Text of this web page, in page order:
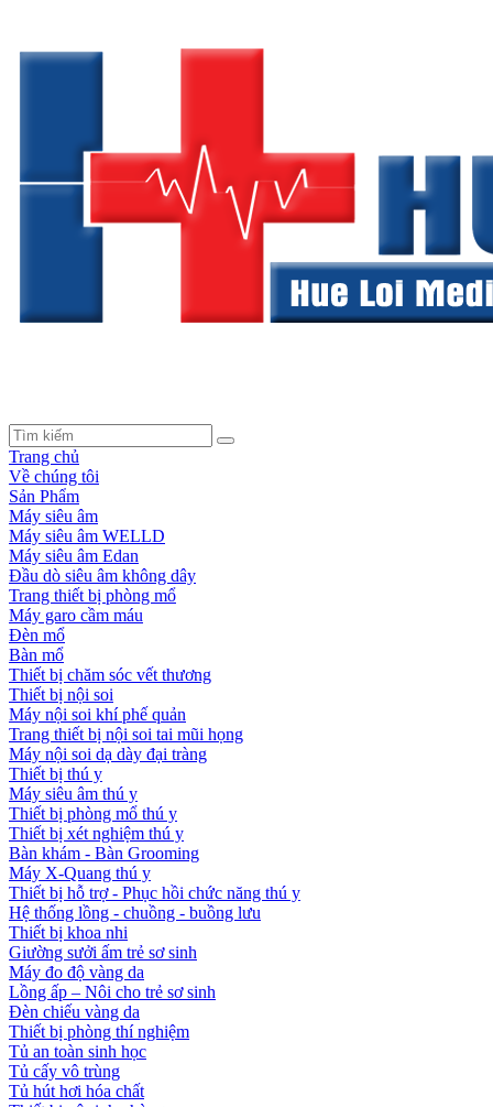
Trang chủ
Về chúng tôi
Sản Phẩm
Máy siêu âm
Máy siêu âm WELLD
Máy siêu âm Edan
Đầu dò siêu âm không dây
Trang thiết bị phòng mổ
Máy garo cầm máu
Đèn mổ
Bàn mổ
Thiết bị chăm sóc vết thương
Thiết bị nội soi
Máy nội soi khí phế quản
Trang thiết bị nội soi tai mũi họng
Máy nội soi dạ dày đại tràng
Thiết bị thú y
Máy siêu âm thú y
Thiết bị phòng mổ thú y
Thiết bị xét nghiệm thú y
Bàn khám - Bàn Grooming
Máy X-Quang thú y
Thiết bị hỗ trợ - Phục hồi chức năng thú y
Hệ thống lồng - chuồng - buồng lưu
Thiết bị khoa nhi
Giường sưởi ấm trẻ sơ sinh
Máy đo độ vàng da
Lồng ấp – Nôi cho trẻ sơ sinh
Đèn chiếu vàng da
Thiết bị phòng thí nghiệm
Tủ an toàn sinh học
Tủ cấy vô trùng
Tủ hút hơi hóa chất